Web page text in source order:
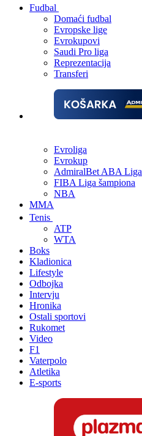
Fudbal
Domaći fudbal
Evropske lige
Evrokupovi
Saudi Pro liga
Reprezentacija
Transferi
Evroliga
Evrokup
AdmiralBet ABA Liga
FIBA Liga šampiona
NBA
MMA
Tenis
ATP
WTA
Boks
Kladionica
Lifestyle
Odbojka
Intervju
Hronika
Ostali sportovi
Rukomet
Video
F1
Vaterpolo
Atletika
E-sports